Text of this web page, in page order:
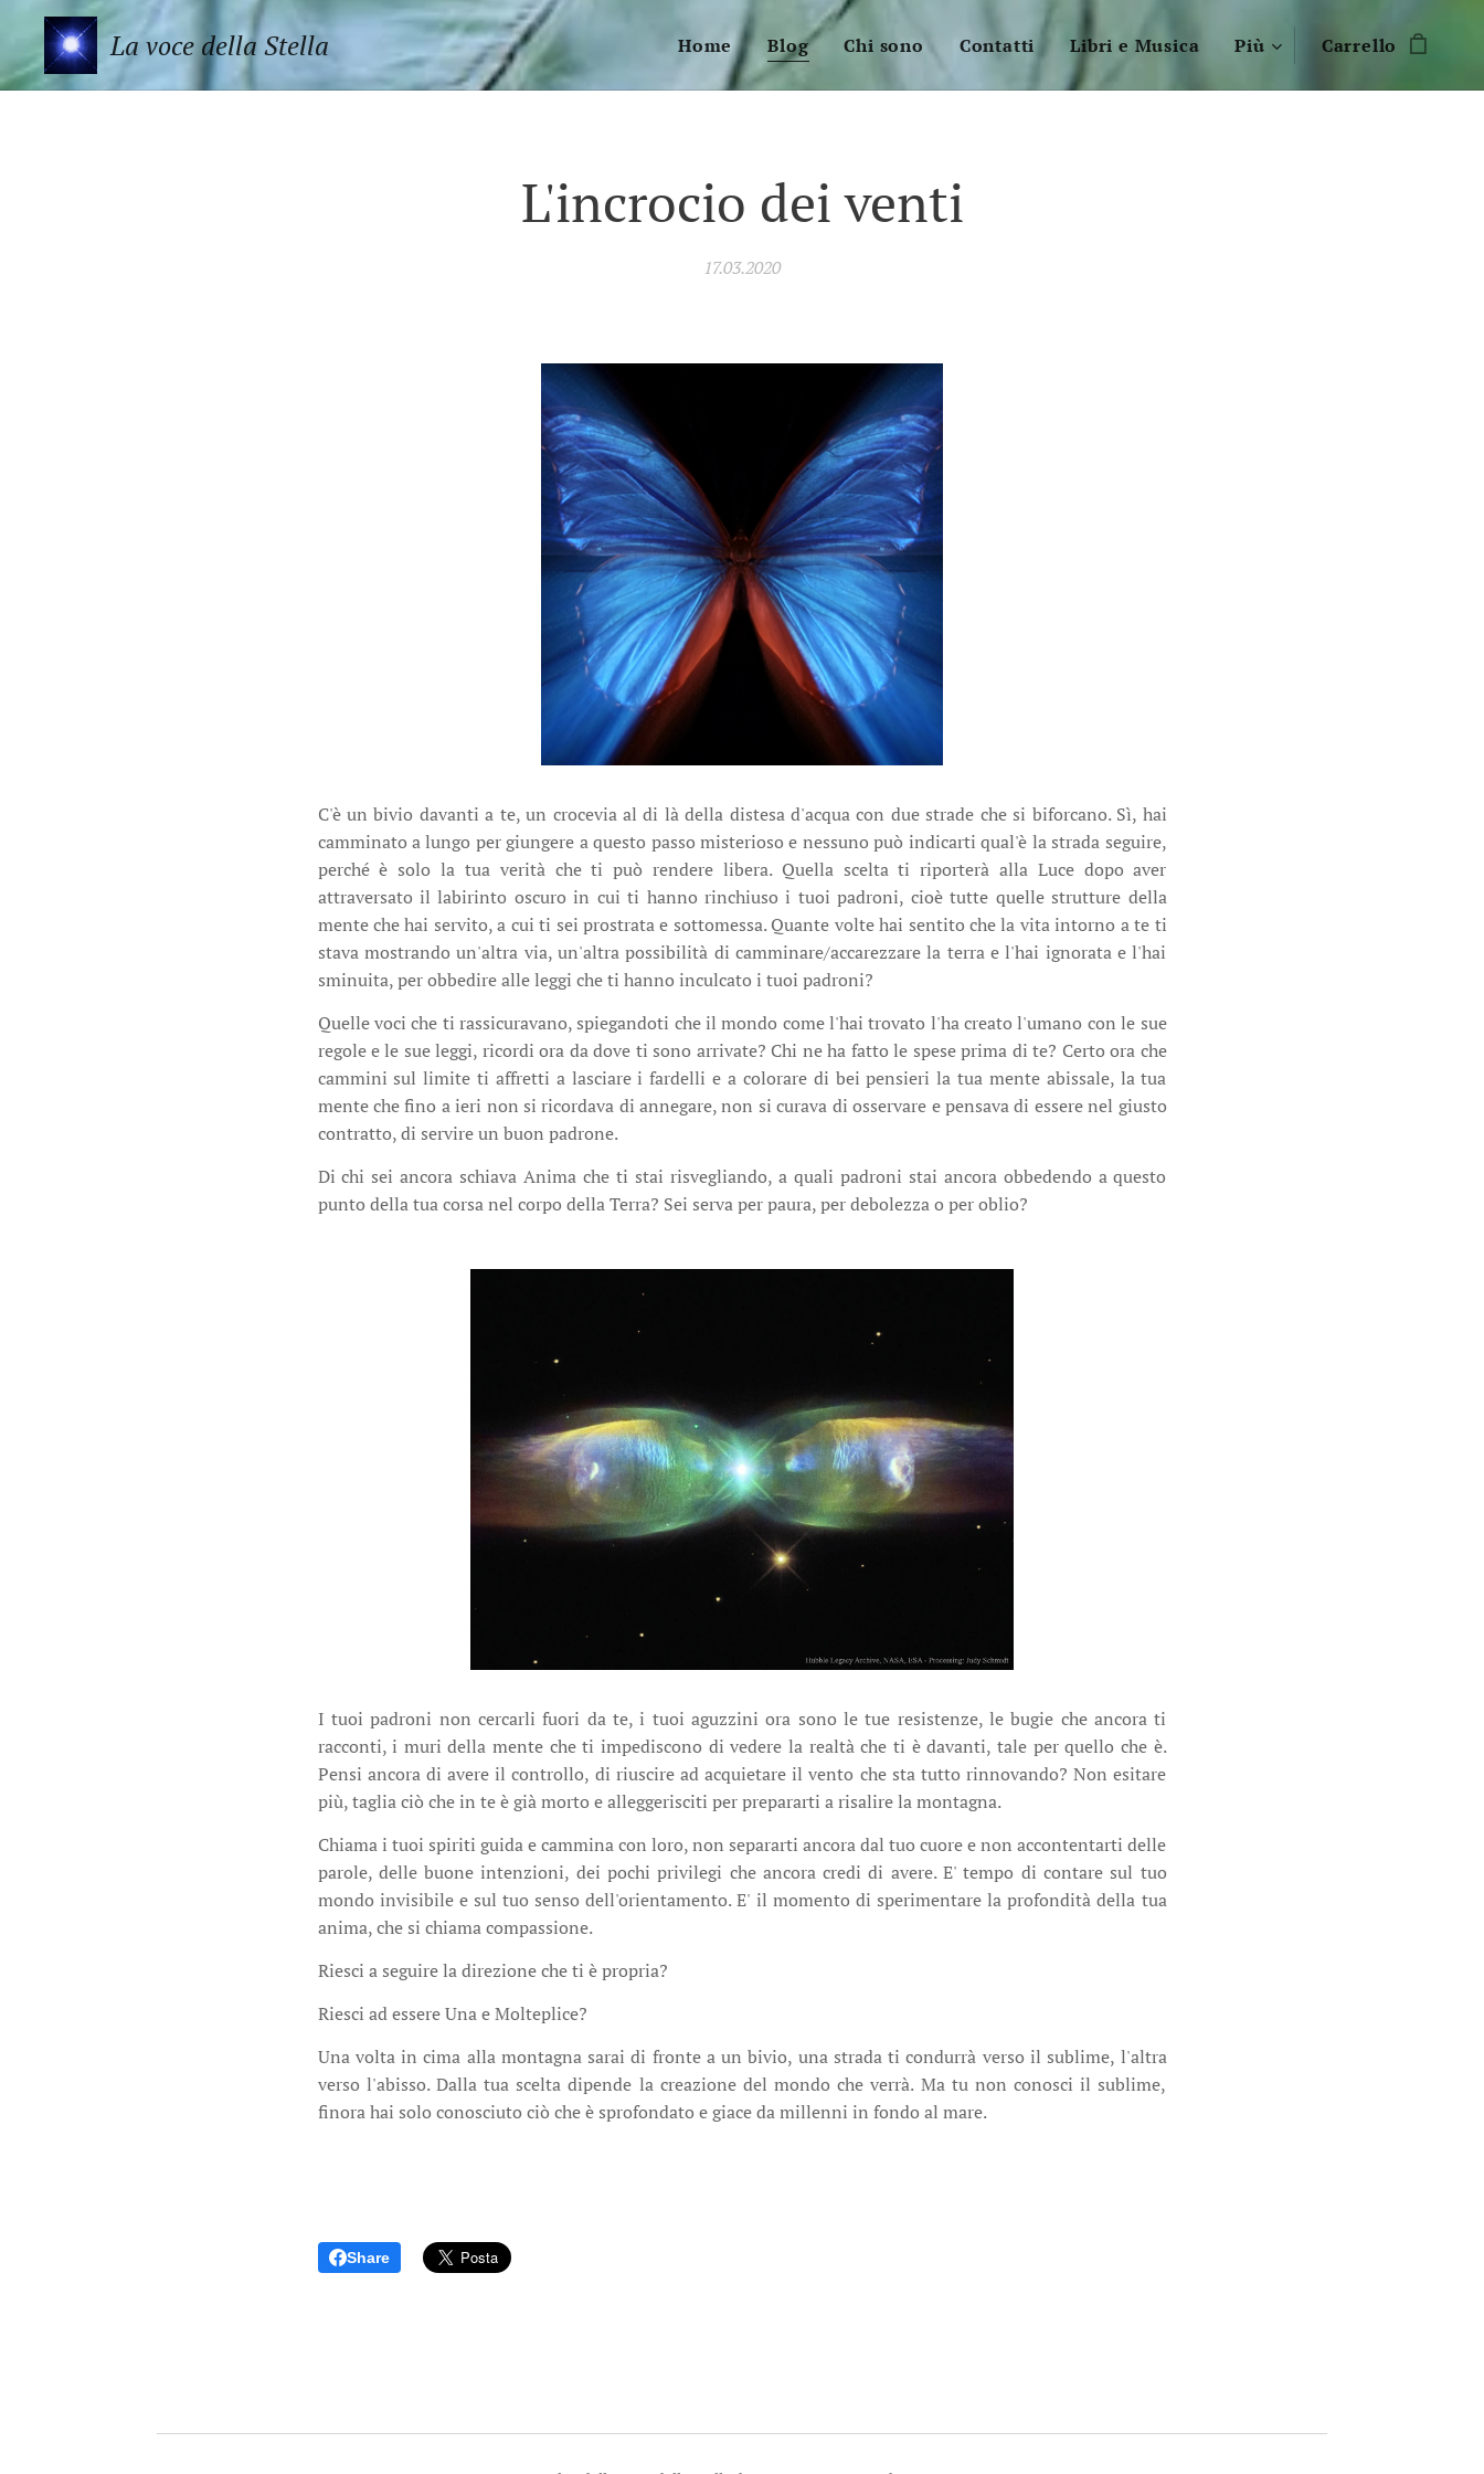
La voce della Stella Home Blog Chi sono Contatti Libri e Musica Più Carrello
L'incrocio dei venti
17.03.2020
C'è un bivio davanti a te, un crocevia al di là della distesa d'acqua con due strade che si biforcano. Sì, hai
camminato a lungo per giungere a questo passo misterioso e nessuno può indicarti qual'è la strada seguire,
perché è solo la tua verità che ti può rendere libera. Quella scelta ti riporterà alla Luce dopo aver
attraversato il labirinto oscuro in cui ti hanno rinchiuso i tuoi padroni, cioè tutte quelle strutture della
mente che hai servito, a cui ti sei prostrata e sottomessa. Quante volte hai sentito che la vita intorno a te ti
stava mostrando un'altra via, un'altra possibilità di camminare/accarezzare la terra e l'hai ignorata e l'hai
sminuita, per obbedire alle leggi che ti hanno inculcato i tuoi padroni?
Quelle voci che ti rassicuravano, spiegandoti che il mondo come l'hai trovato l'ha creato l'umano con le sue
regole e le sue leggi, ricordi ora da dove ti sono arrivate? Chi ne ha fatto le spese prima di te? Certo ora che
cammini sul limite ti affretti a lasciare i fardelli e a colorare di bei pensieri la tua mente abissale, la tua
mente che fino a ieri non si ricordava di annegare, non si curava di osservare e pensava di essere nel giusto
contratto, di servire un buon padrone.
Di chi sei ancora schiava Anima che ti stai risvegliando, a quali padroni stai ancora obbedendo a questo
punto della tua corsa nel corpo della Terra? Sei serva per paura, per debolezza o per oblio?
I tuoi padroni non cercarli fuori da te, i tuoi aguzzini ora sono le tue resistenze, le bugie che ancora ti
racconti, i muri della mente che ti impediscono di vedere la realtà che ti è davanti, tale per quello che è.
Pensi ancora di avere il controllo, di riuscire ad acquietare il vento che sta tutto rinnovando? Non esitare
più, taglia ciò che in te è già morto e alleggerisciti per prepararti a risalire la montagna.
Chiama i tuoi spiriti guida e cammina con loro, non separarti ancora dal tuo cuore e non accontentarti delle
parole, delle buone intenzioni, dei pochi privilegi che ancora credi di avere. E' tempo di contare sul tuo
mondo invisibile e sul tuo senso dell'orientamento. E' il momento di sperimentare la profondità della tua
anima, che si chiama compassione.
Riesci a seguire la direzione che ti è propria?
Riesci ad essere Una e Molteplice?
Una volta in cima alla montagna sarai di fronte a un bivio, una strada ti condurrà verso il sublime, l'altra
verso l'abisso. Dalla tua scelta dipende la creazione del mondo che verrà. Ma tu non conosci il sublime,
finora hai solo conosciuto ciò che è sprofondato e giace da millenni in fondo al mare.
Share